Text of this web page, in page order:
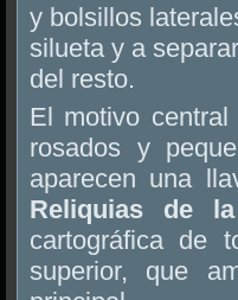
y bolsillos
silueta y a
del resto.
El motivo
rosados y
aparecen una
Reliquias de
cartográfica de
superior, que